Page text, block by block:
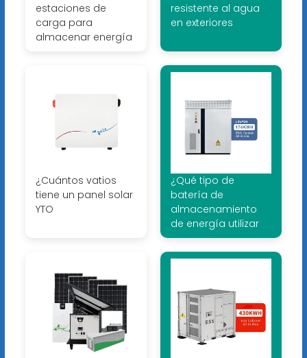
estaciones de
carga para
almacenar energía
resistente al agua
en exteriores
¿Cuántos vatios
tiene un panel solar
YTO
¿Qué tipo de
batería de
almacenamiento
de energía utilizar